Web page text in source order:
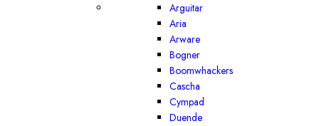
Arguitar
Aria
Arware
Bogner
Boomwhackers
Cascha
Cympad
Duende